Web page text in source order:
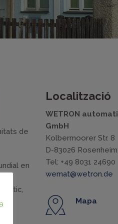
de
en
Localització
WETRON
GmbH
Kolbermoorer Str. 8
D-83026
Tel: +49 8031 24690
wemat@wetron.de
Mapa